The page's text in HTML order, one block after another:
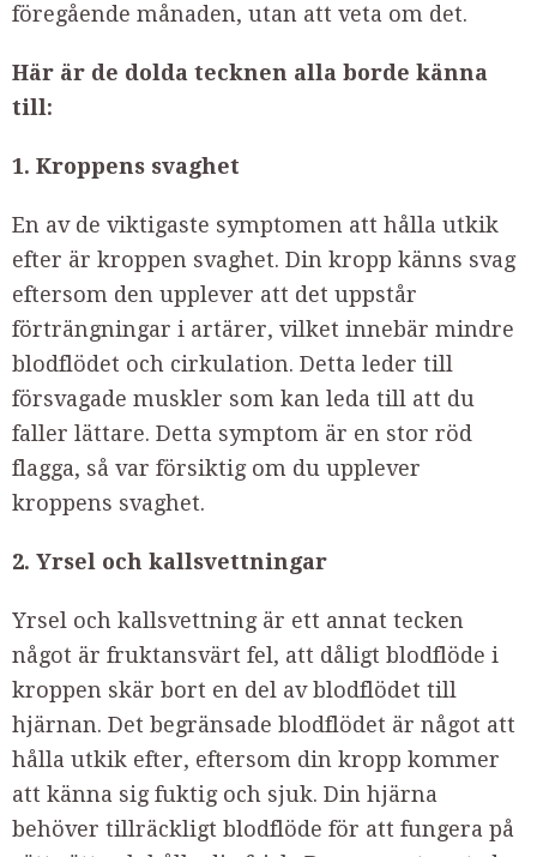
föregående månaden, utan att veta om det.
Här är de dolda tecknen alla borde känna
till:
1. Kroppens svaghet
En av de viktigaste symptomen att hålla utkik
efter är kroppen svaghet. Din kropp känns svag
eftersom den upplever att det uppstår
förträngningar i artärer, vilket innebär mindre
blodflödet och cirkulation. Detta leder till
försvagade muskler som kan leda till att du
faller lättare. Detta symptom är en stor röd
flagga, så var försiktig om du upplever
kroppens svaghet.
2. Yrsel och kallsvettningar
Yrsel och kallsvettning är ett annat tecken
något är fruktansvärt fel, att dåligt blodflöde i
kroppen skär bort en del av blodflödet till
hjärnan. Det begränsade blodflödet är något att
hålla utkik efter, eftersom din kropp kommer
att känna sig fuktig och sjuk. Din hjärna
behöver tillräckligt blodflöde för att fungera på